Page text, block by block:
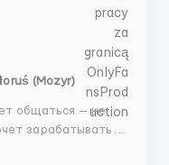
(Mozyr)
общаться — не
зарабатывать